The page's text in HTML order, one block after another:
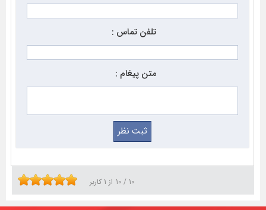
تلفن تماس :
متن پیغام :
10 / 10 از 1 کاربر